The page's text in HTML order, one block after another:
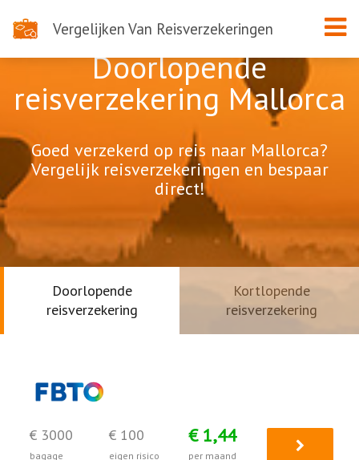
Vergelijken Van Reisverzekeringen
Doorlopende
reisverzekering Mallorca
Goed verzekerd op reis naar Mallorca?
Vergelijk reisverzekeringen en bespaar
direct!
Doorlopende
reisverzekering
Kortlopende
reisverzekering
€ 3000
bagage
€ 100
eigen risico
€ 1,44
per maand